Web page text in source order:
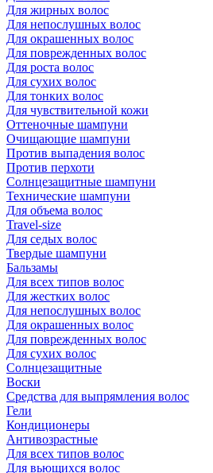
Для жирных волос
Для непослушных волос
Для окрашенных волос
Для поврежденных волос
Для роста волос
Для сухих волос
Для тонких волос
Для чувствительной кожи
Оттеночные шампуни
Очищающие шампуни
Против выпадения волос
Против перхоти
Солнцезащитные шампуни
Технические шампуни
Для объема волос
Travel-size
Для седых волос
Твердые шампуни
Бальзамы
Для всех типов волос
Для жестких волос
Для непослушных волос
Для окрашенных волос
Для поврежденных волос
Для сухих волос
Солнцезащитные
Воски
Средства для выпрямления волос
Гели
Кондиционеры
Антивозрастные
Для всех типов волос
Для вьющихся волос